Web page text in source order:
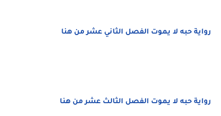
رواية حبه لا يموت الفصل الثاني عشر من هنا
رواية حبه لا يموت الفصل الثالث عشر من هنا